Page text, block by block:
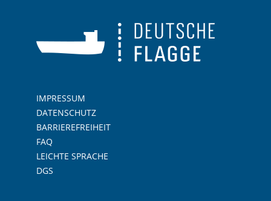
IMPRESSUM
DATENSCHUTZ
BARRIEREFREIHEIT
FAQ
LEICHTE SPRACHE
DGS